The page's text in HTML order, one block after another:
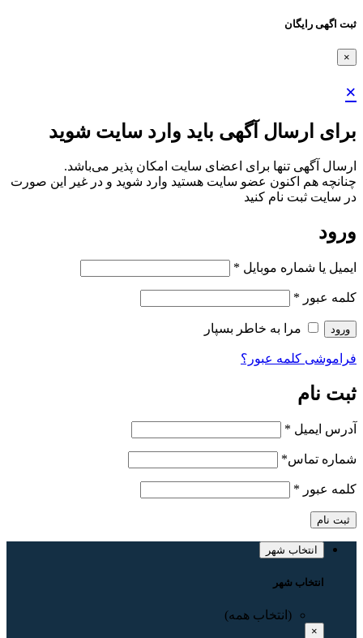
ثبت اگهی رایگان
×
×
برای ارسال آگهی باید وارد سایت شوید
ارسال آگهی تنها برای اعضای سایت امکان پذیر می‌باشد.
چنانچه هم‌ اکنون عضو سایت هستید وارد شوید و در غیر این صورت
در سایت ثبت نام کنید
ورود
ایمیل یا شماره موبایل *
کلمه عبور *
ورود مرا به خاطر بسپار
فراموشی کلمه عبور؟
ثبت نام
آدرس ایمیل *
شماره تماس*
کلمه عبور *
ثبت نام
انتخاب شهر
انتخاب شهر
(انتخاب همه)
×